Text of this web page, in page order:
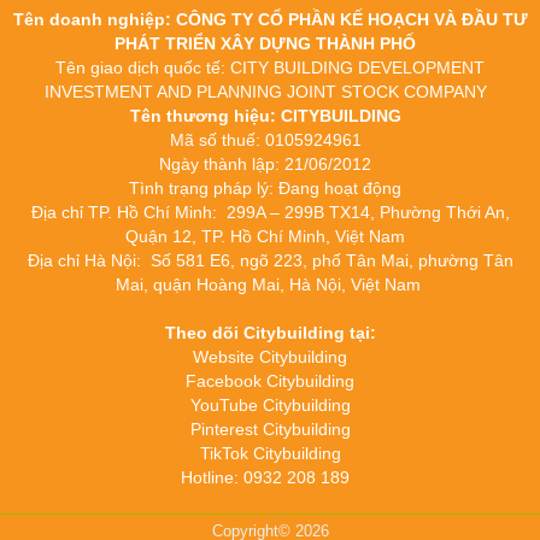
Tên doanh nghiệp: CÔNG TY CỔ PHẦN KẾ HOẠCH VÀ ĐẦU TƯ
PHÁT TRIỂN XÂY DỰNG THÀNH PHỐ
Tên giao dịch quốc tế: CITY BUILDING DEVELOPMENT
INVESTMENT AND PLANNING JOINT STOCK COMPANY
Tên thương hiệu: CITYBUILDING
Mã số thuế: 0105924961
Ngày thành lập: 21/06/2012
Tình trạng pháp lý: Đang hoạt động
Địa chỉ TP. Hồ Chí Minh: 299A – 299B TX14, Phường Thới An,
Quận 12, TP. Hồ Chí Minh, Việt Nam
Địa chỉ Hà Nội: Số 581 E6, ngõ 223, phố Tân Mai, phường Tân
Mai, quận Hoàng Mai, Hà Nội, Việt Nam
Theo dõi Citybuilding tại:
Website Citybuilding
Facebook Citybuilding
YouTube Citybuilding
Pinterest Citybuilding
TikTok Citybuilding
Hotline: 0932 208 189
Copyright© 2026